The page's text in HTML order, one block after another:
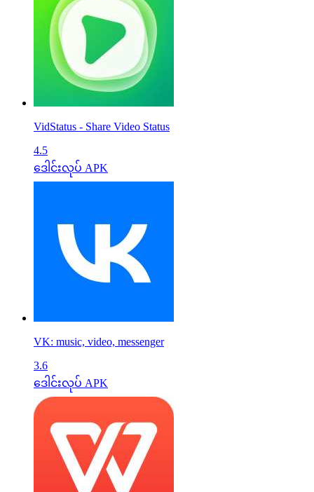
VidStatus - Share Video Status
4.5
ဒေါင်းလုပ် APK
VK: music, video, messenger
3.6
ဒေါင်းလုပ် APK